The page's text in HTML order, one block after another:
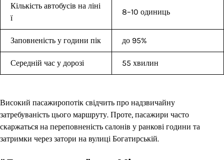
Кількість автобусів на ліні
ї
8–10 одиниць
Заповненість у години пік до 95%
Середній час у дорозі 55 хвилин
Високий пасажиропотік свідчить про надзвичайну
затребуваність цього маршруту. Проте, пасажири часто
скаржаться на переповненість салонів у ранкові години та
затримки через затори на вулиці Богатирській.